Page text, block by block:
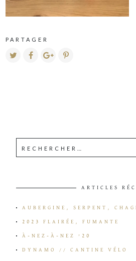
PARTAGER
ARTICLES
AUBERGINE, SERPENT,
2023 FLAIRÉE, FUMANTE
À-NEZ-À-NEZ ’20
DYNAMO // CANTINE VÉLO